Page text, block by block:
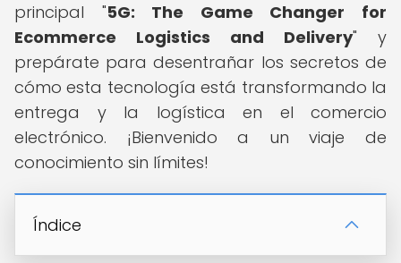
principal "5G: The Game Changer for
Ecommerce Logistics and Delivery" y
prepárate para desentrañar los secretos de
cómo esta tecnología está transformando la
entrega y la logística en el comercio
electrónico. ¡Bienvenido a un viaje de
conocimiento sin límites!
Índice